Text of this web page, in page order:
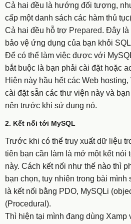
Cả hai đều là hướng đối tượng,
cấp một danh sách các hàm thủ
Cả hai đều hỗ trợ Prepared. Đây là
bảo vệ ứng dụng của bạn khỏi
Để có thể làm việc được với
bắt buộc là bạn phải cài đặt hoặc
Hiện này hầu hết các Web
cài đặt sẵn các thư viện này và
nên trước khi sử dụng nó.
2. Kết nối tới MySQL
Trước khi có thể truy xuất dữ liệu
tiên bạn cần làm là mở một kết nói
này. Cách kết nối như thế nào thì
bạn chọn, tuy nhiên trong bài mình
là kết nối bằng PDO, MySQLi
(Procedural).
Thì hiện tại mình đang dùng Xamp